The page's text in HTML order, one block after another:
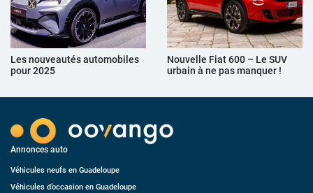
Les nouveautés automobiles
pour 2025
Nouvelle Fiat 600 – Le SUV
urbain à ne pas manquer !
Annonces auto
Véhicules neufs en Guadeloupe
Véhicules d’occasion en Guadeloupe